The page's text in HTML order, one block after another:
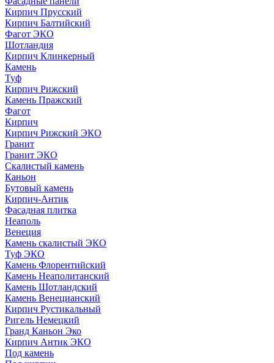
Кирпич Прусский
Кирпич Балтийский
Фагот ЭКО
Шотландия
Кирпич Клинкерный
Камень
Туф
Кирпич Рижский
Камень Пражский
Фагот
Кирпич
Кирпич Рижский ЭКО
Гранит
Гранит ЭКО
Скалистый камень
Каньон
Бутовый камень
Кирпич-Антик
Фасадная плитка
Неаполь
Венеция
Камень скалистый ЭКО
Туф ЭКО
Камень Флорентийский
Камень Неаполитанский
Камень Шотландский
Камень Венецианский
Кирпич Рустикальный
Ригель Немецкий
Гранд Каньон Эко
Кирпич Антик ЭКО
Под камень